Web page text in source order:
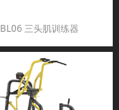
BL06 三头肌训练器